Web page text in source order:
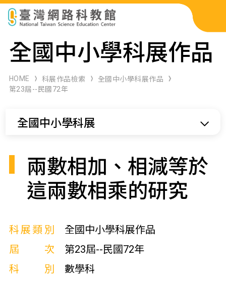
科展作品檢索
科學研習月刊
全國中小學科展作品
HOME 科展作品檢索
全國中小學科展作品
第23屆--民國72年
全國中小學科展
兩數相加、相減等於
這兩數相乘的研究
科展類別
全國中小學科展作品
屆次
第23屆--民國72年
科別
數學科